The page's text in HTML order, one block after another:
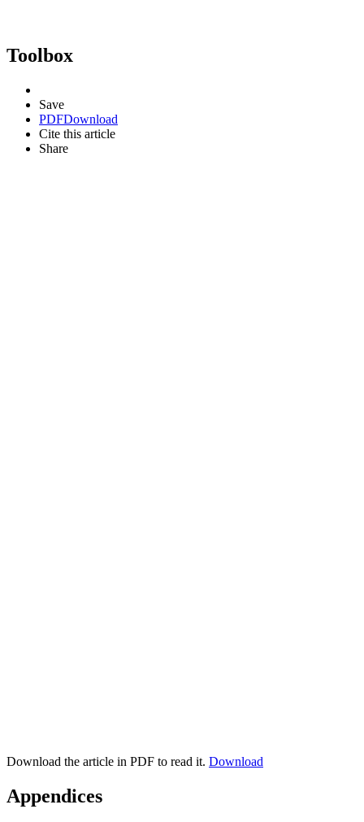
Toolbox
Save
PDFDownload
Cite this article
Share
Download the article in PDF to read it. Download
Appendices